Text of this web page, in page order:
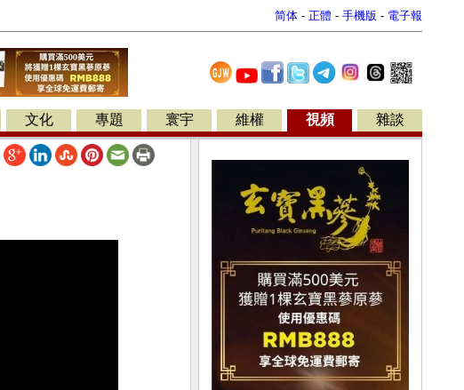
简体 - 正體 - 手機版 - 電子報
文化 專題 寰宇 維權 視頻 雜談